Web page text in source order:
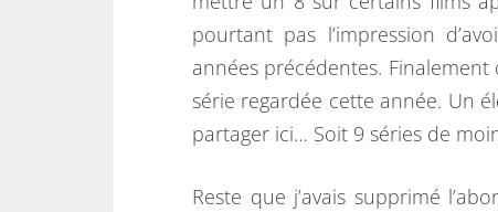
pourtant pas l’impression
années précédentes.
série regardée cette année. Un
partager ici… Soit 9 séries de
Reste que j’avais supprimé